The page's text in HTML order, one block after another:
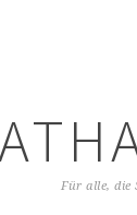
Für alle, die